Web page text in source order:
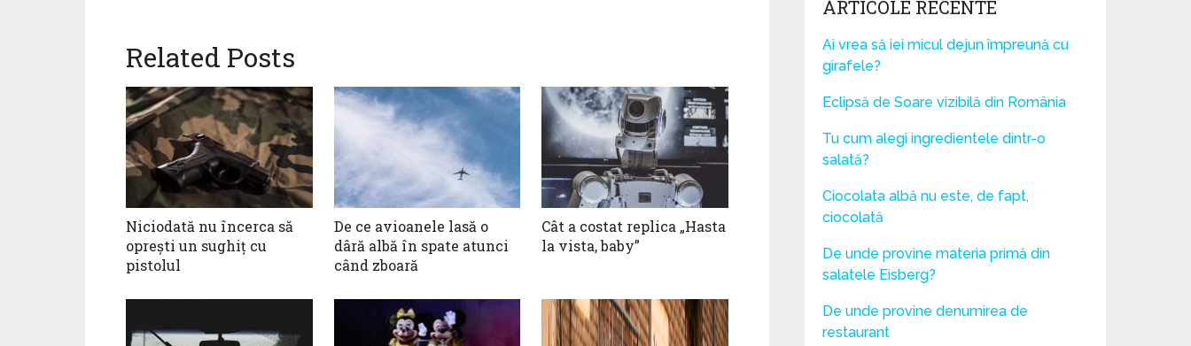
Related Posts
Niciodată nu încerca să
opreşti un sughiţ cu
pistolul
De ce avioanele lasă o
dâră albă în spate atunci
când zboară
Cât a costat replica „Hasta
la vista, baby”
ARTICOLE RECENTE
Ai vrea să iei micul dejun împreună cu
girafele?
Eclipsă de Soare vizibilă din România
Tu cum alegi ingredientele dintr-o
salată?
Ciocolata albă nu este, de fapt,
ciocolată
De unde provine materia primă din
salatele Eisberg?
De unde provine denumirea de
restaurant